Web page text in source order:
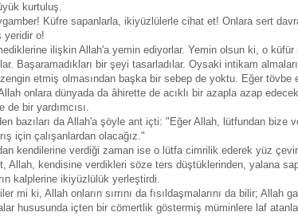
kurtuluş.
Küfre sapanlarla, ikiyüzlülerle cihat et! Onlara sert
yeridir o!
ilişkin Allah'a yemin ediyorlar. Yemin olsun ki, o
Başaramadıkları bir şeyi tasarladılar. Oysaki intikam
etmiş olmasından başka bir sebep de yoktu. Eğer tövbe
onlara dünyada da âhirette de acıklı bir azapla azap
de bir yardımcısı.
bazıları da Allah'a şöyle ant içti: "Eğer Allah, lütfundan bize
için çalışanlardan olacağız."
kendilerine verdiği zaman ise o lütfa cimrilik ederek yüz
Allah, kendisine verdikleri söze ters düştüklerinden, yalana
kalplerine ikiyüzlülük yerleştirdi.
mi ki, Allah onların sırrını da fısıldaşmalarını da bilir; Allah
hususunda içten bir cömertlik göstermiş müminlere laf